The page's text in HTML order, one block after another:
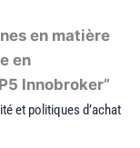
en matière
en
Innobroker”
et politiques d’achat